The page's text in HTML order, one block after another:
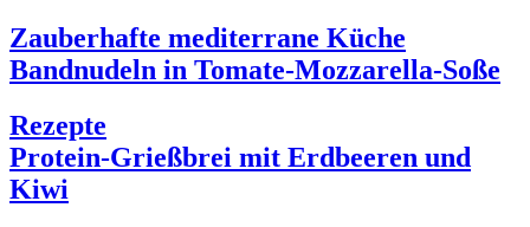
Zauberhafte mediterrane Küche
Bandnudeln in Tomate-Mozzarella-Soße
Rezepte
Protein-Grießbrei mit Erdbeeren und
Kiwi